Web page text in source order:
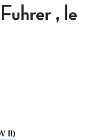
, le
II)